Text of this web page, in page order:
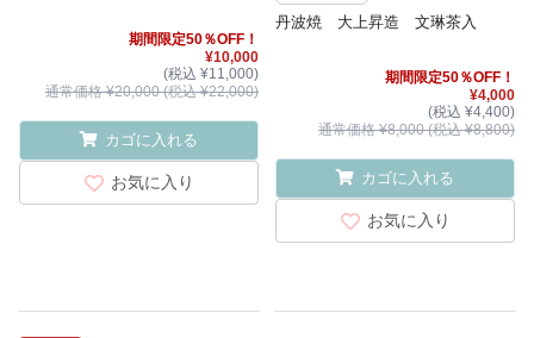
期間限定50％OFF！
¥10,000
(税込 ¥11,000)
通常価格 ¥20,000 (税込 ¥22,000)
カゴに入れる
お気に入り
丹波焼 大上昇造 文琳茶入
期間限定50％OFF！
¥4,000
(税込 ¥4,400)
通常価格 ¥8,000 (税込 ¥8,800)
カゴに入れる
お気に入り